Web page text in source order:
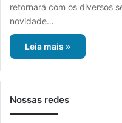
retornará com os diversos
novidade…
Leia mais »
Nossas redes